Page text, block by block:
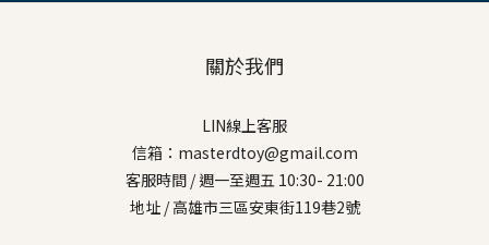
關於我們
LIN線上客服
信箱：masterdtoy@gmail.com
客服時間 / 週一至週五 10:30- 21:00
地址 / 高雄市三區安東街119巷2號